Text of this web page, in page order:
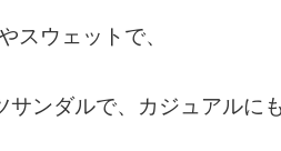
スウェットで、
サンダルで、カジュアルに